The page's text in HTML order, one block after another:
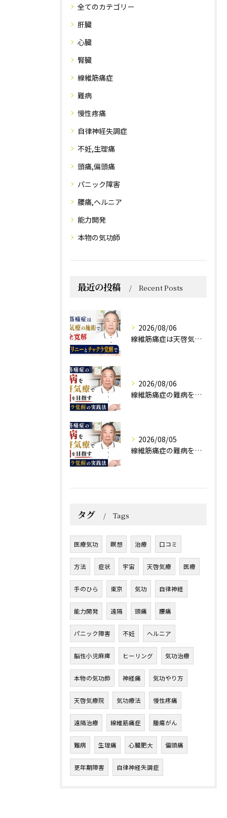
全てのカテゴリー
肝臓
心臓
腎臓
線維筋痛症
難病
慢性疼痛
自律神経失調症
不妊,生理痛
頭痛,偏頭痛
パニック障害
腰痛,ヘルニア
能力開発
本物の気功師
最近の投稿 Recent Posts
2026/08/06
線維筋痛症は天啓気療の施術で完全寛解 クンダリニーとチャクラ覚醒で
2026/08/06
線維筋痛症の難病を天啓気療で寛解を目指すチャクラ覚醒の実践法
2026/08/05
線維筋痛症の難病を天啓気療で寛解を目指すチャクラ覚醒の実践法
タグ Tags
医療気功 瞑想 治療 口コミ
方法 症状 宇宙 天啓気療 医療
手のひら 東京 気功 自律神経
能力開発 遠隔 頭痛 腰痛
パニック障害 不妊 ヘルニア
脳性小児麻痺 ヒーリング 気功治療
本物の気功師 神経痛 気功やり方
天啓気療院 気功療法 慢性疼痛
遠隔治療 線維筋痛症 腫瘍がん
難病 生理痛 心臓肥大 偏頭痛
更年期障害 自律神経失調症